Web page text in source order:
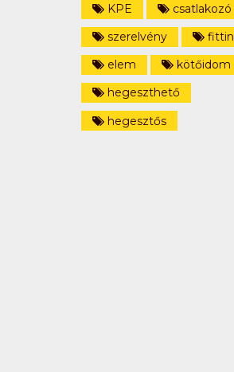
KPE
csatlakozó
szerelvény
elem
kötőidom
hegeszthető
hegesztős